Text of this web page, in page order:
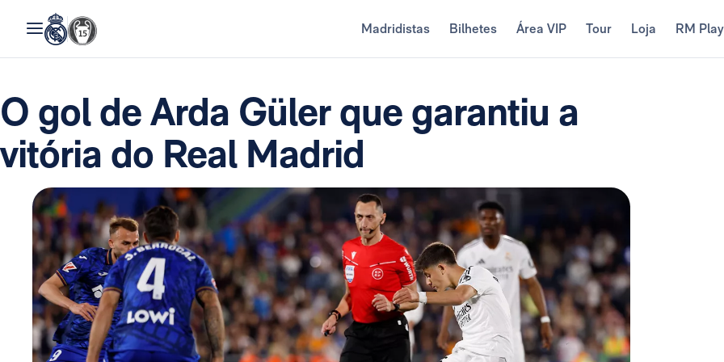
Madridistas Bilhetes Área VIP Tour Loja RM Play
O gol de Arda Güler que garantiu a
vitória do Real Madrid